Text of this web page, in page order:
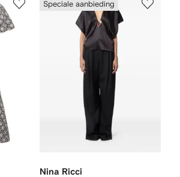
Speciale aanbieding
Nina Ricci